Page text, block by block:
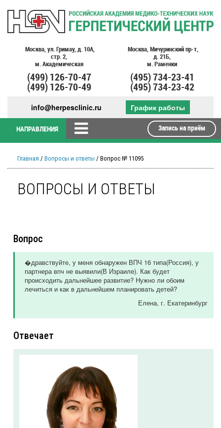
Москва, ул. Гримау, д. 10А,
стр. 2,
м. Академическая
(499)126-70-47
(499)126-70-49
Москва, Мичуринский пр-т,
д. 21Б,
м. Раменки
(495)734-23-41
(495)734-23-42
info@herpesclinic.ru График работы
НАПРАВЛЕНИЯ Запись на приём
Главная / Вопросы и ответы / Вопрос № 11095
ВОПРОСЫ И ОТВЕТЫ
Вопрос
�дравствуйте, у меня обнаружен ВПЧ 16 типа(Россия), у
партнера впч не выявили(В Израиле). Как будет
происходить дальнейшее развитие? Нужно ли обоим
лечиться и как в дальнейшем планировать детей?
Елена, г. Екатеринбург
Отвечает